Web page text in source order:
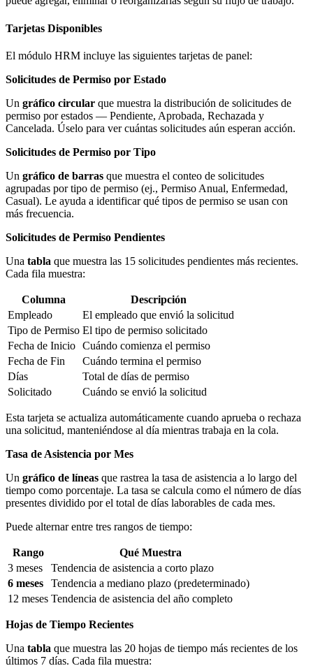
Tarjetas Disponibles
El módulo HRM incluye las siguientes tarjetas de panel:
Solicitudes de Permiso por Estado
Un gráfico circular que muestra la distribución de solicitudes de
permiso por estados — Pendiente, Aprobada, Rechazada y
Cancelada. Úselo para ver cuántas solicitudes aún esperan acción.
Solicitudes de Permiso por Tipo
Un gráfico de barras que muestra el conteo de solicitudes
agrupadas por tipo de permiso (ej., Permiso Anual, Enfermedad,
Casual). Le ayuda a identificar qué tipos de permiso se usan con
más frecuencia.
Solicitudes de Permiso Pendientes
Una tabla que muestra las 15 solicitudes pendientes más recientes.
Cada fila muestra:
Columna
Descripción
Empleado
El empleado que envió la solicitud
Tipo de Permiso El tipo de permiso solicitado
Fecha de Inicio Cuándo comienza el permiso
Fecha de Fin
Cuándo termina el permiso
Días
Total de días de permiso
Solicitado
Cuándo se envió la solicitud
Esta tarjeta se actualiza automáticamente cuando aprueba o rechaza
una solicitud, manteniéndose al día mientras trabaja en la cola.
Tasa de Asistencia por Mes
Un gráfico de líneas que rastrea la tasa de asistencia a lo largo del
tiempo como porcentaje. La tasa se calcula como el número de días
presentes dividido por el total de días laborables de cada mes.
Puede alternar entre tres rangos de tiempo:
Rango
Qué Muestra
3 meses
Tendencia de asistencia a corto plazo
6 meses
Tendencia a mediano plazo (predeterminado)
12 meses Tendencia de asistencia del año completo
Hojas de Tiempo Recientes
Una tabla que muestra las 20 hojas de tiempo más recientes de los
últimos 7 días. Cada fila muestra: